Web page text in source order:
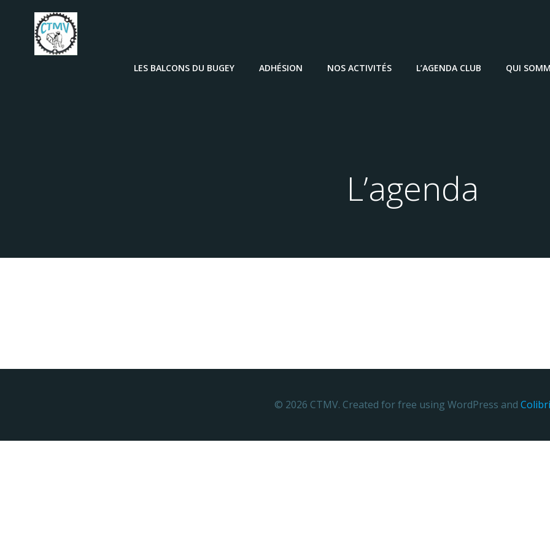
LES BALCONS DU BUGEY ADHÉSION NOS ACTIVITÉS L’AGENDA CLUB QUI
L’agenda
© 2026 CTMV. Created for free using WordPress and Colibri